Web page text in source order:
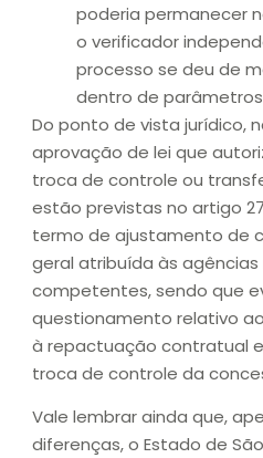
poderia permanecer
o verificador
processo se deu de
dentro de
Do ponto de vista jurídico,
aprovação de lei que
troca de controle ou
estão previstas no artigo
termo de ajustamento de
geral atribuída às agências
competentes, sendo que
questionamento relativo
à repactuação contratual
troca de controle da
Vale lembrar ainda que,
diferenças, o Estado de